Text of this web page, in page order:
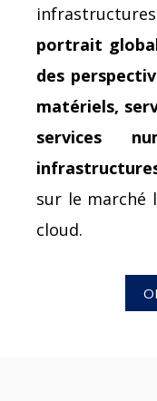
portrait
des
matériels,
services
sur le marché
cloud.